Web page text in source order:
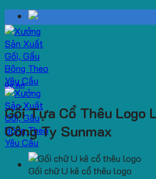
Skip
to
content
Dự Án
Gối Tựa Cổ Thêu Logo
Công Ty Sunmax
Gối chữ U kê cổ thêu logo